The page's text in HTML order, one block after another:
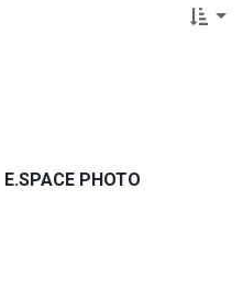
E.SPACE PHOTO